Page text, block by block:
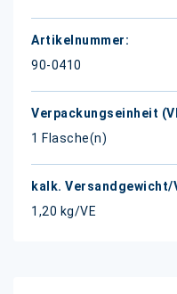
90-0410
1 Flasche(n)
1,20 kg/VE